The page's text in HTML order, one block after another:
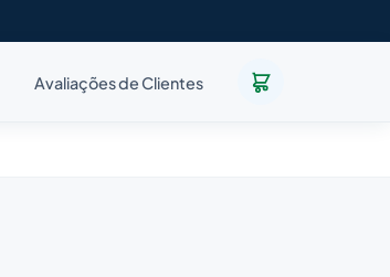
Avaliações de Clientes